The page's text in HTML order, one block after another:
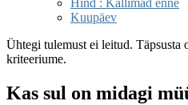
Hind : Kallimad enne
Kuupäev
Ühtegi tulemust ei leitud. Täpsusta
kriteeriume.
Kas sul on midagi